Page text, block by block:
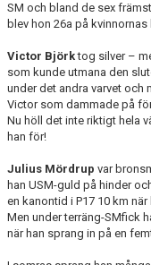
SM och bland de sex
blev hon 26a på
Victor Björktog silver –
som kunde utmana den
under det andra varvet och
Victor som dammade på
Nu höll det inte riktigt hela
han för!
Julius Mördrup var
han USM-guld på hinder
en kanontid i P17 10 km
Men under terräng-SMfick
när han sprang in på en